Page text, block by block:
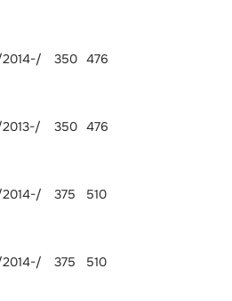
350 476
350 476
375 510
375 510